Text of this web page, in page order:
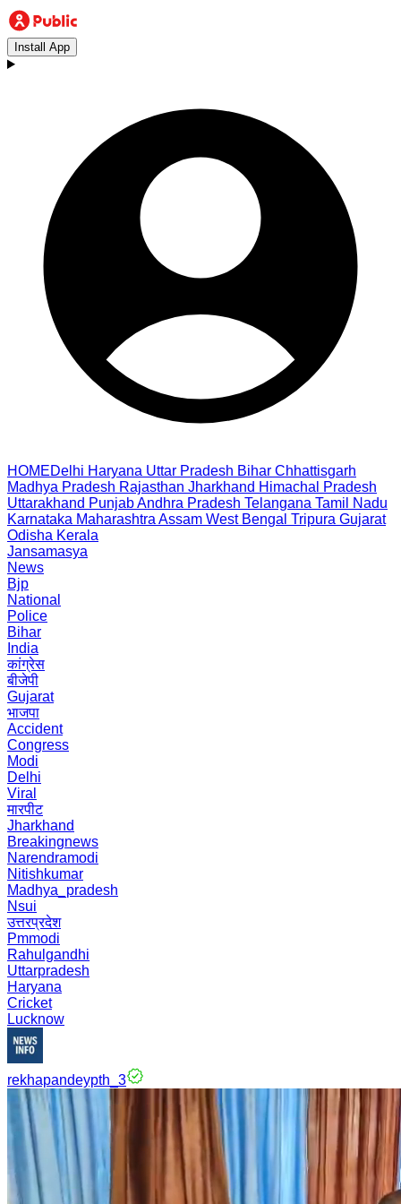
Install App
HOMEDelhi Haryana Uttar Pradesh Bihar Chhattisgarh
Madhya Pradesh Rajasthan Jharkhand Himachal Pradesh
Uttarakhand PunjabAndhra Pradesh Telangana Tamil Nadu
Karnataka Maharashtra Assam West Bengal Tripura Gujarat
Odisha Kerala
Jansamasya
News
Bjp
National
Police
Bihar
India
कांग्रेस
बीजेपी
Gujarat
भाजपा
Accident
Congress
Modi
Delhi
Viral
मारपीट
Jharkhand
Breakingnews
Narendramodi
Nitishkumar
Madhya_pradesh
Nsui
उत्तरप्रदेश
Pmmodi
Rahulgandhi
Uttarpradesh
Haryana
Cricket
Lucknow
rekhapandeypth_3